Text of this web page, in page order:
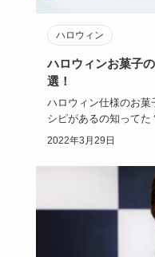
ハロウィン
ハロウィンお菓子
選！
ハロウィン仕様のお菓
シピがあるの知って
リ！」って人でも…
2022年3月29日